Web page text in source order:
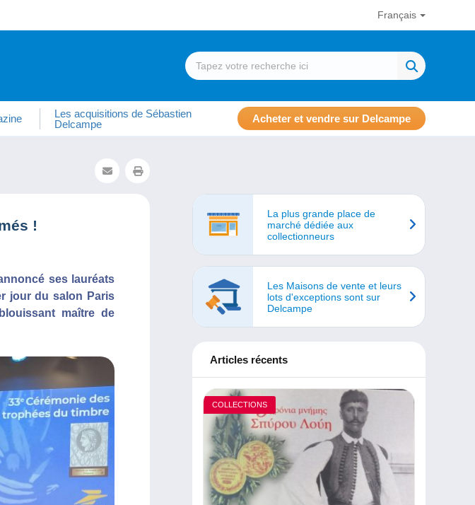
Français
Les acquisitions de Sébastien
Delcampe
Acheter et vendre sur Delcampe
!
ses lauréats
jour du salon Paris
maître de
La plus grande place de
marché dédiée aux
collectionneurs
Les Maisons de vente et leurs
lots d'exceptions sont sur
Delcampe
Articles récents
COLLECTIONS